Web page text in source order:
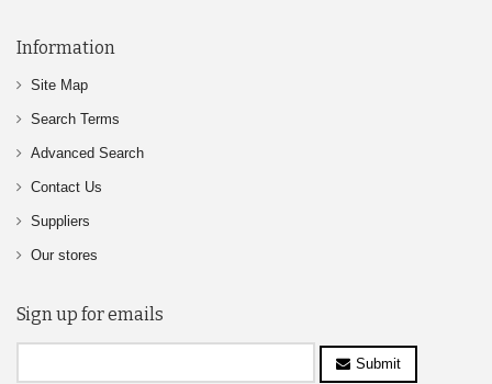
Information
Site Map
Search Terms
Advanced Search
Contact Us
Suppliers
Our stores
Sign up for emails
Submit